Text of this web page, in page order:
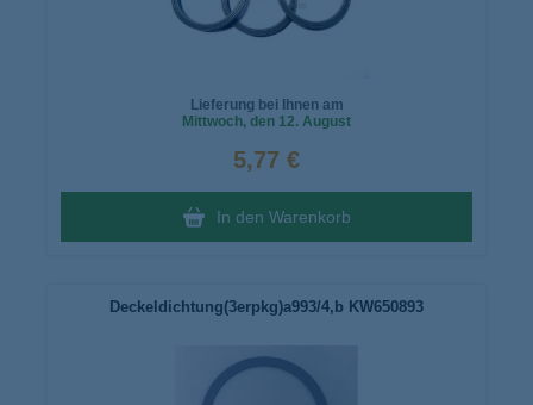
Lieferung bei Ihnen am
Mittwoch, den 12. August
5,77 €
In den Warenkorb
Deckeldichtung(3erpkg)a993/4,b KW650893